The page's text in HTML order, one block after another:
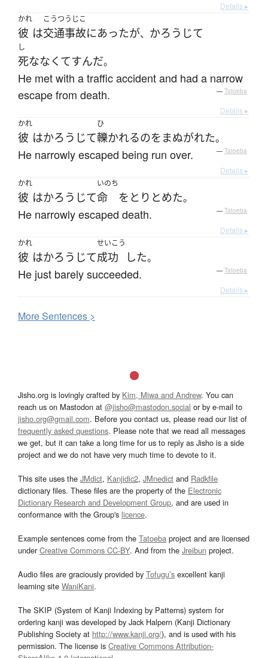
Details ▸
かれ
彼 は
こうつうじこ
交通事故にあったが、 かろうじて
し
死ななくてすんだ。
He met with a traffic accident and had a narrow
escape from death.
— Tatoeba
Details ▸
かれ
彼 はかろうじて
ひ
轢かれるのを まぬがれた。
He narrowly escaped being run over. — Tatoeba
Details ▸
かれ
彼 はかろうじて
いのち
命 を とりとめた。
He narrowly escaped death. — Tatoeba
Details ▸
かれ
彼 はかろうじて
せいこう
成功 した。
He just barely succeeded. — Tatoeba
Details ▸
MoreSentences >
Jisho.org is lovingly crafted by Kim, Miwa and Andrew. You can
reach us on Mastodon at @jisho@mastodon.social or by e-mail to
jisho.org@gmail.com. Before you contact us, please read our list of
frequently asked questions. Please note that we read all messages
we get, but it can take a long time for us to reply as Jisho is a side
project and we do not have very much time to devote to it.
This site uses the JMdict, Kanjidic2, JMnedict and Radkfile
dictionary files. These files are the property of the Electronic
Dictionary Research and Development Group, and are used in
conformance with the Group's licence.
Example sentences come from the Tatoeba project and are licensed
underCreative Commons CC-BY. And from the Jreibun project.
Audio files are graciously provided by Tofugu’s excellent kanji
learning site WaniKani.
The SKIP (System of Kanji Indexing by Patterns) system for
ordering kanji was developed by Jack Halpern (Kanji Dictionary
Publishing Society at http://www.kanji.org/), and is used with his
permission. The license is Creative Commons Attribution-